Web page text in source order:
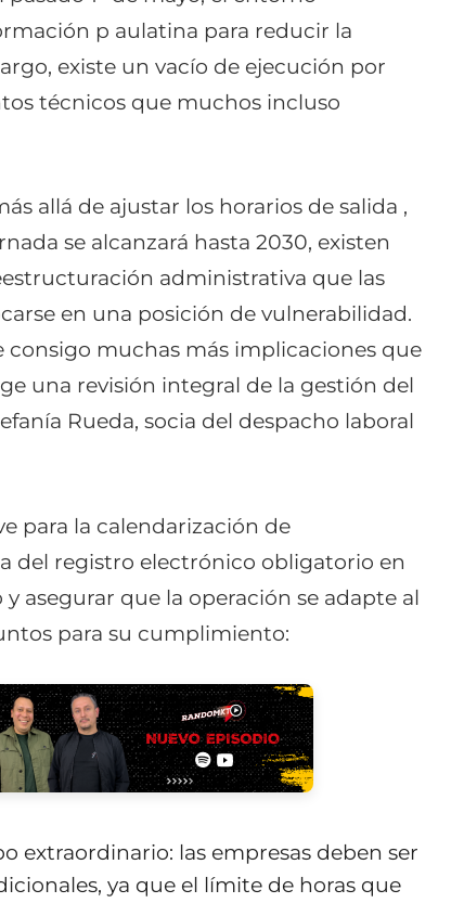
p aulatina para reducir la
existe un vacío de ejecución por
técnicos que muchos incluso
allá de ajustar los horarios de salida ,
se alcanzará hasta 2030, existen
administrativa que las
en una posición de vulnerabilidad.
consigo muchas más implicaciones que
una revisión integral de la gestión del
Rueda, socia del despacho laboral
para la calendarización de
del registro electrónico obligatorio en
asegurar que la operación se adapte al
para su cumplimiento:
extraordinario: las empresas deben ser
ya que el límite de horas que